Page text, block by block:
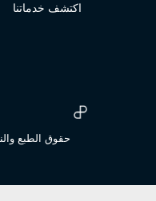
اكتشف خدماتنا